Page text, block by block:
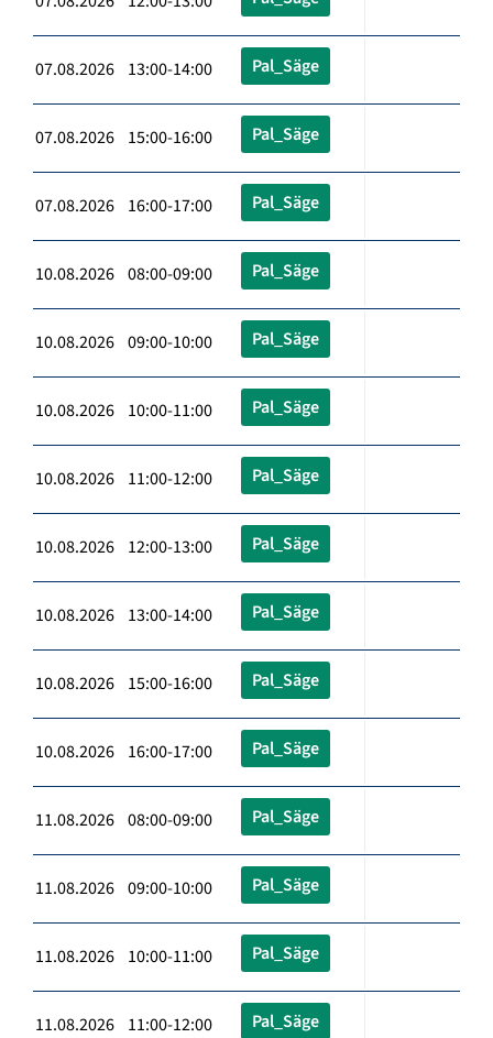
07.08.2026 13:00-14:00 Pal_Säge
07.08.2026 15:00-16:00 Pal_Säge
07.08.2026 16:00-17:00 Pal_Säge
10.08.2026 08:00-09:00 Pal_Säge
10.08.2026 09:00-10:00 Pal_Säge
10.08.2026 10:00-11:00 Pal_Säge
10.08.2026 11:00-12:00 Pal_Säge
10.08.2026 12:00-13:00 Pal_Säge
10.08.2026 13:00-14:00 Pal_Säge
10.08.2026 15:00-16:00 Pal_Säge
10.08.2026 16:00-17:00 Pal_Säge
11.08.2026 08:00-09:00 Pal_Säge
11.08.2026 09:00-10:00 Pal_Säge
11.08.2026 10:00-11:00 Pal_Säge
11.08.2026 11:00-12:00 Pal_Säge